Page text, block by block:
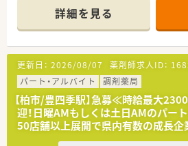
■車での通勤が可能の為、お仕事終
子様のお迎えも済ますことが出来ま
詳細を見る
更新日： 2026/08/07 薬剤師求人ID：
パート・アルバイト
調剤薬局
【柏市/豊四季駅】急募≪時給最大
迎！日曜AMもしくは土日AMのパー
50店舗以上展開で県内有数の成長企